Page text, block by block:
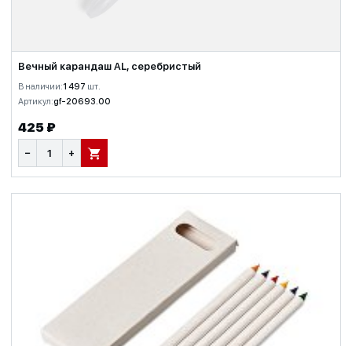
Вечный карандаш AL, серебристый
В наличии:1 497 шт.
Артикул:gf-20693.00
425 ₽
− + В КОРЗИНУ